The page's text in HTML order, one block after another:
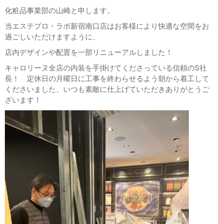
化粧品事業部の山崎と申します。
当エステプロ・ラボ新宿南口店はお客様により快適な空間をお
過ごしいただけますように、
店内デザインや配置を一部リニューアルしました！
キャロリーヌ全店の内装を手掛けてくださっている信頼のS社
長！ 定休日の月曜日に工事を終わらせるよう朝から着工して
くださいました、いつも素敵に仕上げていただきありがとうご
ざいます！